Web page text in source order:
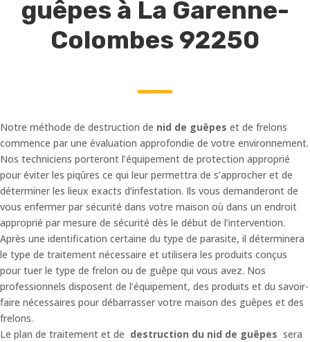
guêpes à La Garenne-
Colombes 92250
Notre méthode de destruction de nid de guêpes et de frelons
commence par une évaluation approfondie de votre environnement.
Nos techniciens porteront l’équipement de protection approprié
pour éviter les piqûres ce qui leur permettra de s’approcher et de
déterminer les lieux exacts d’infestation. Ils vous demanderont de
vous enfermer par sécurité dans votre maison où dans un endroit
approprié par mesure de sécurité dès le début de l’intervention.
Après une identification certaine du type de parasite, il déterminera
le type de traitement nécessaire et utilisera les produits conçus
pour tuer le type de frelon ou de guêpe qui vous avez. Nos
professionnels disposent de l’équipement, des produits et du savoir-
faire nécessaires pour débarrasser votre maison des guêpes et des
frelons.
Le plan de traitement et de destruction du nid de guêpes sera